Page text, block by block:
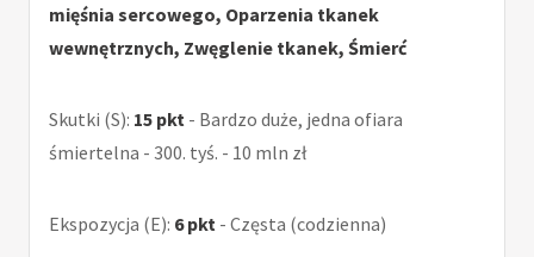
mięśnia sercowego, Oparzenia tkanek
wewnętrznych, Zwęglenie tkanek, Śmierć
Skutki (S): 15 pkt - Bardzo duże, jedna ofiara
śmiertelna - 300. tyś. - 10 mln zł
Ekspozycja (E): 6 pkt - Częsta (codzienna)